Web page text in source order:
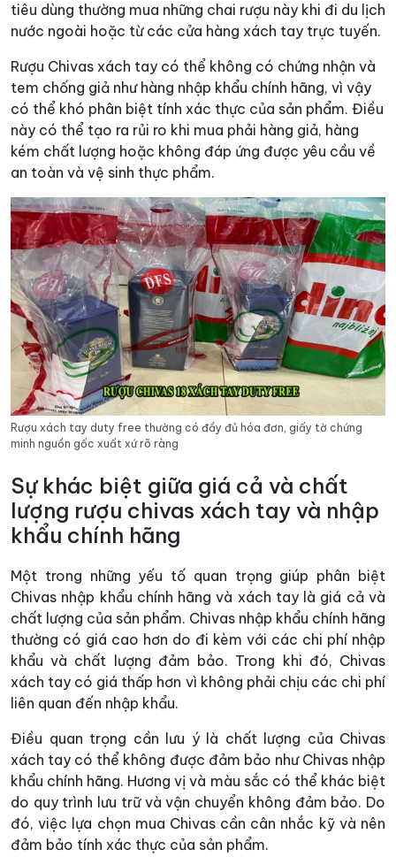
tiêu dùng thường mua những chai rượu này khi đi du lịch
nước ngoài hoặc từ các cửa hàng xách tay trực tuyến.
Rượu Chivas xách tay có thể không có chứng nhận và
tem chống giả như hàng nhập khẩu chính hãng, vì vậy
có thể khó phân biệt tính xác thực của sản phẩm. Điều
này có thể tạo ra rủi ro khi mua phải hàng giả, hàng
kém chất lượng hoặc không đáp ứng được yêu cầu về
an toàn và vệ sinh thực phẩm.
Rượu xách tay duty free thường có đầy đủ hóa đơn, giấy tờ chứng
minh nguồn gốc xuất xứ rõ ràng
Sự khác biệt giữa giá cả và chất
lượng rượu chivas xách tay và nhập
khẩu chính hãng
Một trong những yếu tố quan trọng giúp phân biệt
Chivas nhập khẩu chính hãng và xách tay là giá cả và
chất lượng của sản phẩm. Chivas nhập khẩu chính hãng
thường có giá cao hơn do đi kèm với các chi phí nhập
khẩu và chất lượng đảm bảo. Trong khi đó, Chivas
xách tay có giá thấp hơn vì không phải chịu các chi phí
liên quan đến nhập khẩu.
Điều quan trọng cần lưu ý là chất lượng của Chivas
xách tay có thể không được đảm bảo như Chivas nhập
khẩu chính hãng. Hương vị và màu sắc có thể khác biệt
do quy trình lưu trữ và vận chuyển không đảm bảo. Do
đó, việc lựa chọn mua Chivas cần cân nhắc kỹ và nên
đảm bảo tính xác thực của sản phẩm.